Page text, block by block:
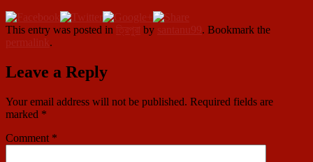
This entry was posted in ত্রিপুরা by santanu99. Bookmark the
permalink.
Leave a Reply
Your email address will not be published. Required fields are
marked *
Comment *